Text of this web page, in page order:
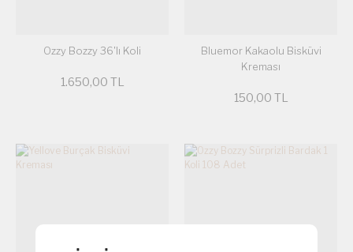
Ozzy Bozzy 36'lı Koli
1.650,00 TL
Bluemor Kakaolu Bisküvi
Kreması
150,00 TL